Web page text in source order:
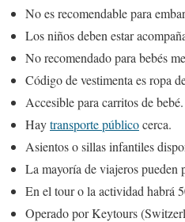
No es recomendable para
Los niños deben estar
No recomendado para bebés
Código de vestimenta es ropa
Accesible para carritos de bebé.
Haytransporte públicocerca.
Asientos o sillas infantiles
La mayoría de viajeros pueden
En el tour o la actividad habrá
Operado por Keytours